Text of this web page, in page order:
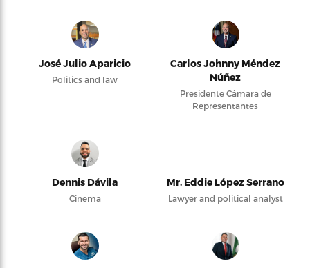
José Julio Aparicio
Politics and law
Carlos Johnny Méndez
Núñez
Presidente Cámara de
Representantes
Dennis Dávila
Cinema
Mr. Eddie López Serrano
Lawyer and political analyst